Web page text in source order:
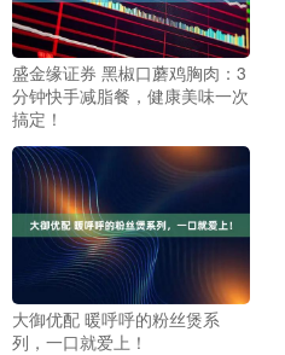
盛金缘证券 黑椒口蘑鸡胸肉：3
分钟快手减脂餐，健康美味一次
搞定！
大御优配 暖呼呼的粉丝煲系
列，一口就爱上！